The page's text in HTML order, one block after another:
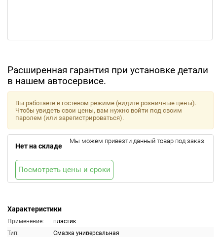
Расширенная гарантия при установке детали
в нашем автосервисе.
Характеристики
Применение:
пластик
Тип:
Смазка универсальная
Вы работаете в гостевом режиме (видите розничные цены).
Чтобы увидеть свои цены, вам нужно войти под своим
паролем (или зарегистрироваться).
Нет на складе
Мы можем привезти данный товар под заказ.
Посмотреть цены и сроки